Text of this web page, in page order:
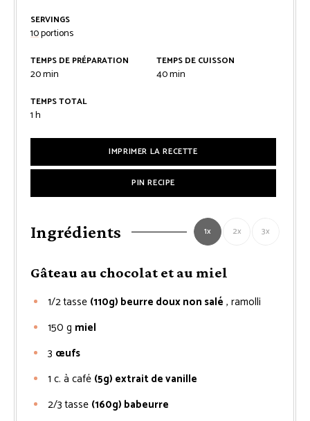
SERVINGS
10portions
TEMPS DE PRÉPARATION
20minutes
min
TEMPS DE CUISSON
40minutes
min
TEMPS TOTAL
1heure
h
IMPRIMER LA RECETTE
PIN RECIPE
Ingrédients 1x 2x 3x
Gâteau au chocolat et au miel
1/2tasse (110g) beurre doux non salé , ramolli
150 g miel
3 œufs
1 c. à café (5g) extrait de vanille
2/3 tasse (160g) babeurre